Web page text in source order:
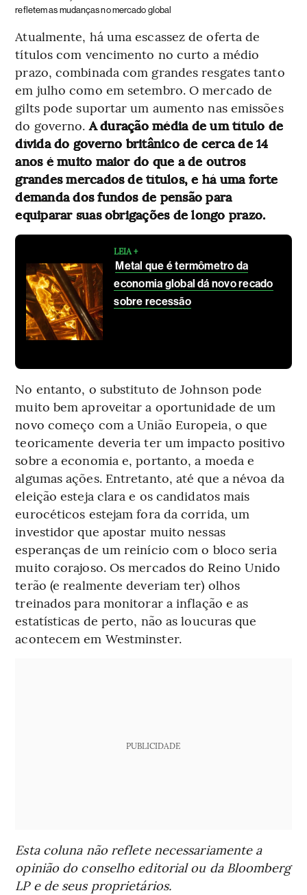
refletem as mudanças no mercado global
Atualmente, há uma escassez de oferta de
títulos com vencimento no curto a médio
prazo, combinada com grandes resgates tanto
em julho como em setembro. O mercado de
gilts pode suportar um aumento nas emissões
do governo. A duração média de um título de
dívida do governo britânico de cerca de 14
anos é muito maior do que a de outros
grandes mercados de títulos, e há uma forte
demanda dos fundos de pensão para
equiparar suas obrigações de longo prazo.
LEIA +
Metal que é termômetro da
economia global dá novo recado
sobre recessão
No entanto, o substituto de Johnson pode
muito bem aproveitar a oportunidade de um
novo começo com a União Europeia, o que
teoricamente deveria ter um impacto positivo
sobre a economia e, portanto, a moeda e
algumas ações. Entretanto, até que a névoa da
eleição esteja clara e os candidatos mais
eurocéticos estejam fora da corrida, um
investidor que apostar muito nessas
esperanças de um reinício com o bloco seria
muito corajoso. Os mercados do Reino Unido
terão (e realmente deveriam ter) olhos
treinados para monitorar a inflação e as
estatísticas de perto, não as loucuras que
acontecem em Westminster.
PUBLICIDADE
Esta coluna não reflete necessariamente a
opinião do conselho editorial ou da Bloomberg
LP e de seus proprietários.